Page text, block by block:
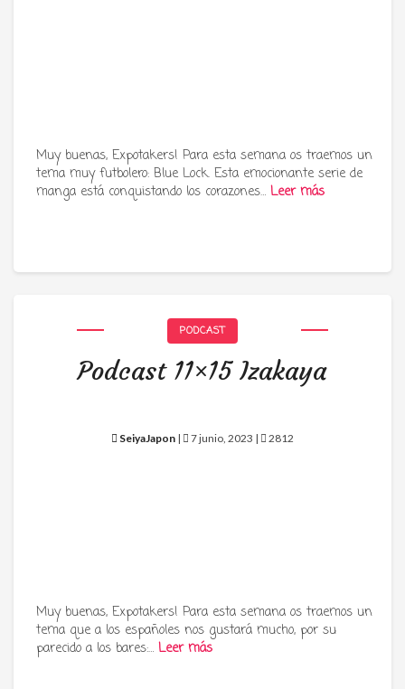
Muy buenas, Expotakers! Para esta semana os traemos un
tema muy futbolero: Blue Lock. Esta emocionante serie de
manga está conquistando los corazones… Leer más
PODCAST
Podcast 11×15 Izakaya
SeiyaJapon | 7 junio, 2023 | 2812
Muy buenas, Expotakers! Para esta semana os traemos un
tema que a los españoles nos gustará mucho, por su
parecido a los bares:… Leer más